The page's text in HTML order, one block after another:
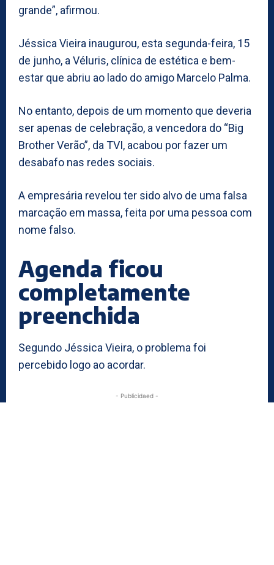
grande”, afirmou.
Jéssica Vieira inaugurou, esta segunda-feira, 15
de junho, a Véluris, clínica de estética e bem-
estar que abriu ao lado do amigo Marcelo Palma.
No entanto, depois de um momento que deveria
ser apenas de celebração, a vencedora do “Big
Brother Verão”, da TVI, acabou por fazer um
desabafo nas redes sociais.
A empresária revelou ter sido alvo de uma falsa
marcação em massa, feita por uma pessoa com
nome falso.
Agenda ficou
completamente
preenchida
Segundo Jéssica Vieira, o problema foi
percebido logo ao acordar.
- Publicidaed -